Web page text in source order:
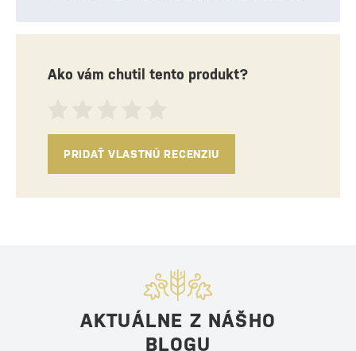
Ako vám chutil tento produkt?
PRIDAŤ VLASTNÚ RECENZIU
AKTUÁLNE Z NÁŠHO
BLOGU